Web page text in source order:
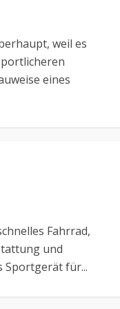
weil es
eines
Fahrrad,
und
Sportgerät für...